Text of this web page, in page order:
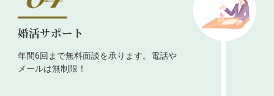
婚活サポート
年間6回まで無料面談を承ります。電話や
メールは無制限！